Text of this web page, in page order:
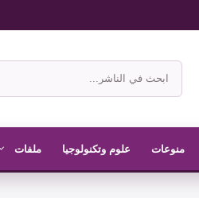
ابحث
في
الناشر
منوعات علوم وتكنولوجيا ملفات